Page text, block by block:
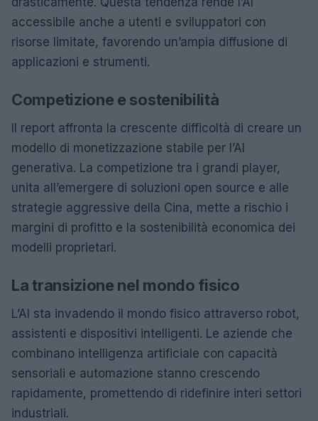
accessibile anche a utenti e sviluppatori con
risorse limitate, favorendo un’ampia diffusione di
applicazioni e strumenti.
Competizione e sostenibilità
Il report affronta la crescente difficoltà di creare un
modello di monetizzazione stabile per l’AI
generativa. La competizione tra i grandi player,
unita all’emergere di soluzioni open source e alle
strategie aggressive della Cina, mette a rischio i
margini di profitto e la sostenibilità economica dei
modelli proprietari.
La transizione nel mondo fisico
L’AI sta invadendo il mondo fisico attraverso robot,
assistenti e dispositivi intelligenti. Le aziende che
combinano intelligenza artificiale con capacità
sensoriali e automazione stanno crescendo
rapidamente, promettendo di ridefinire interi settori
industriali.